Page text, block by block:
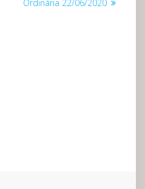
Ordinária 22/06/2020